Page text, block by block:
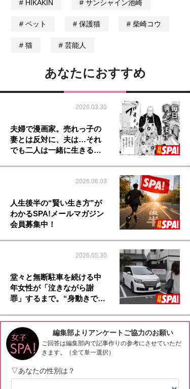
HIKAKIN サンシャイン池崎
ペット 保護猫 柴崎コウ
猫 芸能人
あなたにおすすめ
2026.03.30
夫婦で漫画家。売れっ子の
妻とは反対に、夫は…それ
でも二人は一緒に生きる…
2026.06.03
人生後半の“賢い生き方”が
わかるSPA!メールマガジン
会員募集中！
2026.05.30
堂々と無断駐車を続ける中
年女性が「泣きながら謝
罪」するまで。“身動きで…